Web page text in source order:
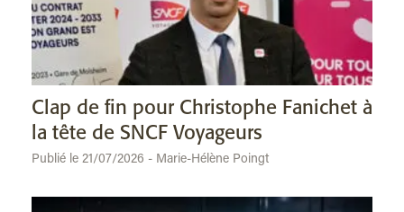
Clap de fin pour Christophe Fanichet à
la tête de SNCF Voyageurs
Publié le 21/07/2026 - Marie-Hélène Poingt